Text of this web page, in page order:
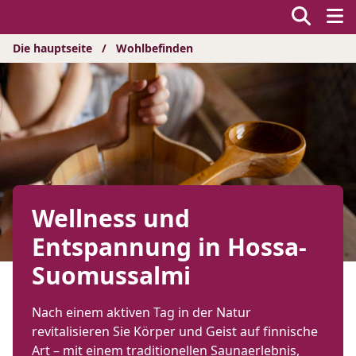
Die hauptseite / Wohlbefinden
Wellness und
Entspannung in Hossa-
Suomussalmi
Nach einem aktiven Tag in der Natur
revitalisieren Sie Körper und Geist auf finnische
Art – mit einem traditionellen Saunaerlebnis,